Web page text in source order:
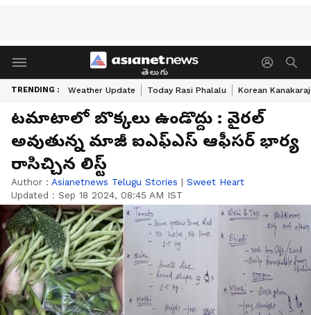
తెలుగు
TRENDING : Weather Update Today Rasi Phalalu Korean
టమాటాలో బొక్కలు ఉండొద్దు : వైరల్
అవుతున్న మాజీ ఐఎఫ్ఎస్ ఆఫీసర్ భార్య
రాసిచ్చిన లిస్ట్
Author : Asianetnews Telugu Stories | Sweet Heart
Updated : Sep 18 2024, 08:45 AM IST